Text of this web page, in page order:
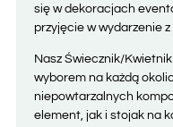
się w dekoracjach
przyjęcie w wydarzenie z
Nasz Świecznik/
wyborem na każdą
niepowtarzalnych
element, jak i stojak na